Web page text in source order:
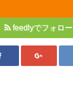
feedlyでフォロー